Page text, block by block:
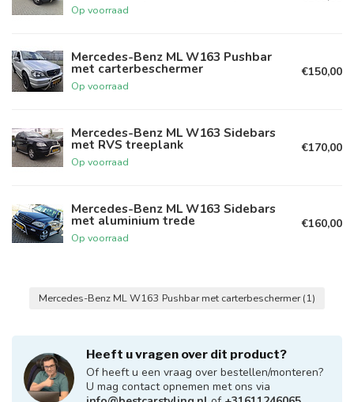
Op voorraad
Mercedes-Benz ML W163 Pushbar
met carterbeschermer
Op voorraad
€150,00
Mercedes-Benz ML W163 Sidebars
met RVS treeplank
Op voorraad
€170,00
Mercedes-Benz ML W163 Sidebars
met aluminium trede
Op voorraad
€160,00
Mercedes-Benz ML W163 Pushbar met carterbeschermer(1)
Heeft u vragen over dit product?
Of heeft u een vraag over bestellen/monteren?
U mag contact opnemen met ons via